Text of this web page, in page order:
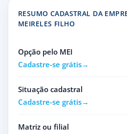
RESUMO CADASTRAL DA
MEIRELES FILHO
Opção pelo MEI
Cadastre-se grátis
Situação cadastral
Cadastre-se grátis
Matriz ou filial